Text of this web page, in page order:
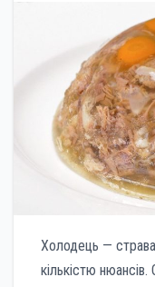
Холодець —
кількістю